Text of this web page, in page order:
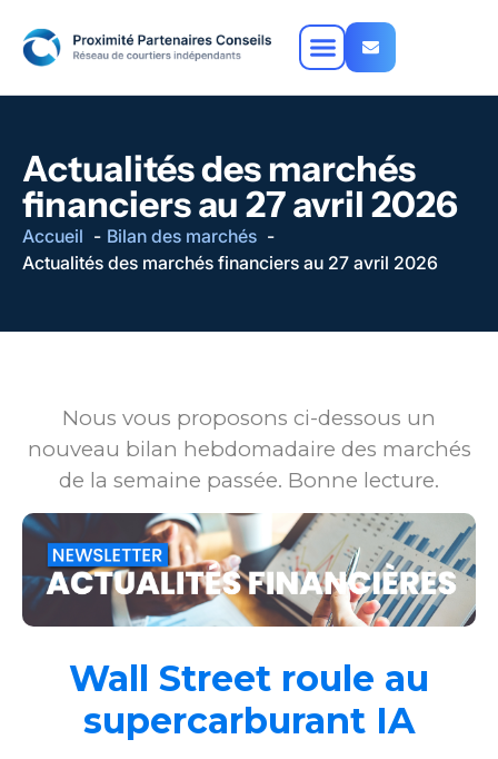
Actualités des marchés
financiers au 27 avril 2026
Accueil
Bilan des marchés
Actualités des marchés financiers au 27 avril 2026
Nous vous proposons ci-dessous un
nouveau bilan hebdomadaire des marchés
de la semaine passée. Bonne lecture.
Wall Street roule au
supercarburant IA